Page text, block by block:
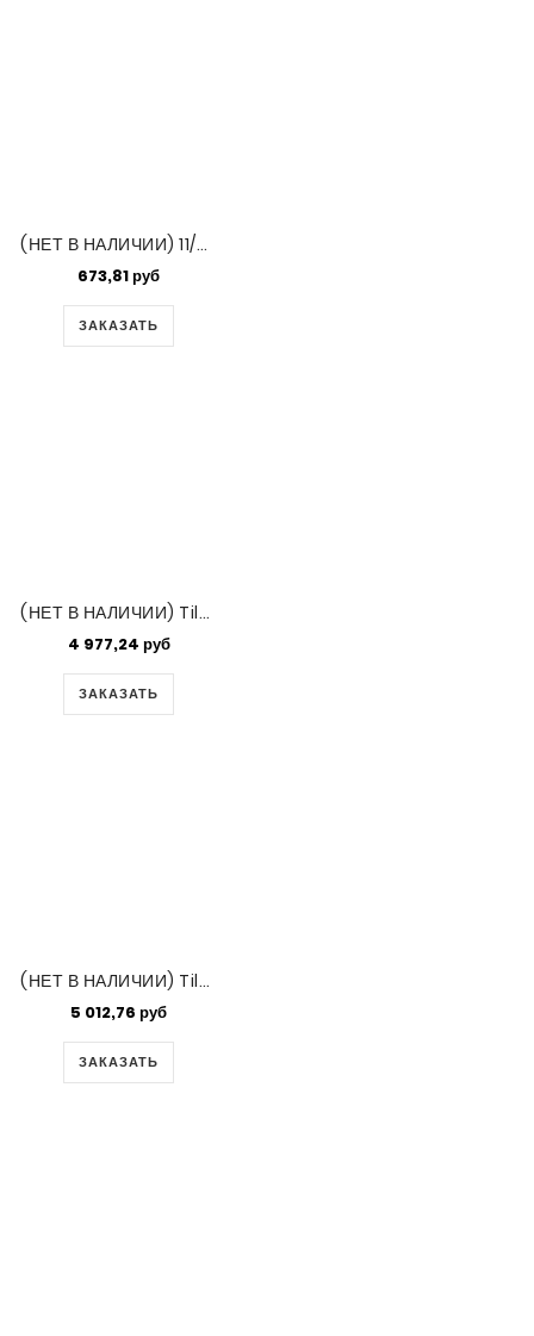
(НЕТ В НАЛИЧИИ) 11/0 Seedbead Japanese 100gm Nickel Plated 100 Gm Bg (190)
673,81 руб
ЗАКАЗАТЬ
(НЕТ В НАЛИЧИИ) Tila Mix - Royal Flush Assorted Sized 50gm Bag
4 977,24 руб
ЗАКАЗАТЬ
(НЕТ В НАЛИЧИИ) Tila Mix - Waves Assorted Sized 50gm Bag
5 012,76 руб
ЗАКАЗАТЬ